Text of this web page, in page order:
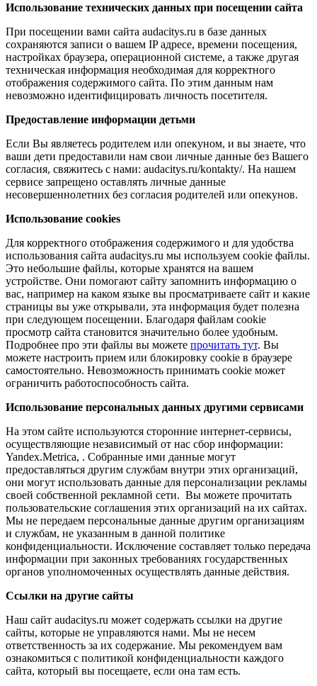
Использование технических данных при посещении сайта
При посещении вами сайта audacitys.ru в базе данных
сохраняются записи о вашем IP адресе, времени посещения,
настройках браузера, операционной системе, а также другая
техническая информация необходимая для корректного
отображения содержимого сайта. По этим данным нам
невозможно идентифицировать личность посетителя.
Предоставление информации детьми
Если Вы являетесь родителем или опекуном, и вы знаете, что
ваши дети предоставили нам свои личные данные без Вашего
согласия, свяжитесь с нами: audacitys.ru/kontakty/. На нашем
сервисе запрещено оставлять личные данные
несовершеннолетних без согласия родителей или опекунов.
Использование cookies
Для корректного отображения содержимого и для удобства
использования сайта audacitys.ru мы используем cookie файлы.
Это небольшие файлы, которые хранятся на вашем
устройстве. Они помогают сайту запомнить информацию о
вас, например на каком языке вы просматриваете сайт и какие
страницы вы уже открывали, эта информация будет полезна
при следующем посещении. Благодаря файлам cookie
просмотр сайта становится значительно более удобным.
Подробнее про эти файлы вы можете прочитать тут. Вы
можете настроить прием или блокировку cookie в браузере
самостоятельно. Невозможность принимать cookie может
ограничить работоспособность сайта.
Использование персональных данных другими сервисами
На этом сайте используются сторонние интернет-сервисы,
осуществляющие независимый от нас сбор информации:
Yandex.Metrica, . Собранные ими данные могут
предоставляться другим службам внутри этих организаций,
они могут использовать данные для персонализации рекламы
своей собственной рекламной сети. Вы можете прочитать
пользовательские соглашения этих организаций на их сайтах.
Мы не передаем персональные данные другим организациям
и службам, не указанным в данной политике
конфиденциальности. Исключение составляет только передача
информации при законных требованиях государственных
органов уполномоченных осуществлять данные действия.
Ссылки на другие сайты
Наш сайт audacitys.ru может содержать ссылки на другие
сайты, которые не управляются нами. Мы не несем
ответственность за их содержание. Мы рекомендуем вам
ознакомиться с политикой конфиденциальности каждого
сайта, который вы посещаете, если она там есть.